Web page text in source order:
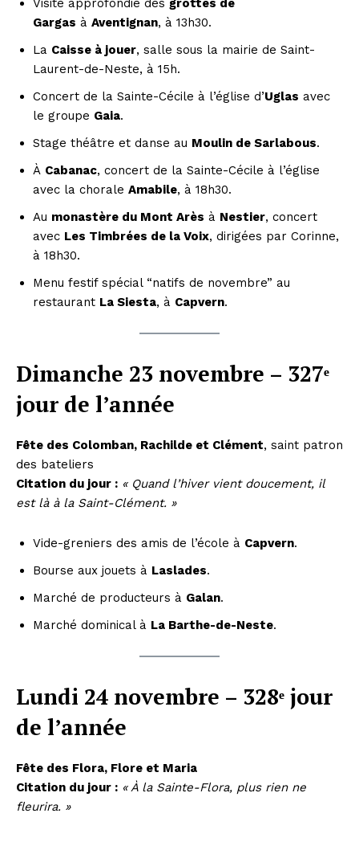
Visite approfondie des grottes de
Gargas à Aventignan, à 13h30.
La Caisse à jouer, salle sous la mairie de Saint-
Laurent-de-Neste, à 15h.
Concert de la Sainte-Cécile à l’église d’Uglas avec
le groupe Gaia.
Stage théâtre et danse au Moulin de Sarlabous.
À Cabanac, concert de la Sainte-Cécile à l’église
avec la chorale Amabile, à 18h30.
Au monastère du Mont Arès à Nestier, concert
avec Les Timbrées de la Voix, dirigées par Corinne,
à 18h30.
Menu festif spécial “natifs de novembre” au
restaurant La Siesta, à Capvern.
Dimanche 23 novembre – 327ᵉ
jour de l’année
Fête des Colomban, Rachilde et Clément, saint patron
des bateliers
Citation du jour : « Quand l’hiver vient doucement, il
est là à la Saint-Clément. »
Vide-greniers des amis de l’école à Capvern.
Bourse aux jouets à Laslades.
Marché de producteurs à Galan.
Marché dominical à La Barthe-de-Neste.
Lundi 24 novembre – 328ᵉ jour
de l’année
Fête des Flora, Flore et Maria
Citation du jour : « À la Sainte-Flora, plus rien ne
fleurira. »